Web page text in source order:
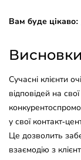
Вам буде цікаво:
Висновки
Сучасні клієнти
відповідей на
у свої контакт-
Це дозволить
взаємодію з